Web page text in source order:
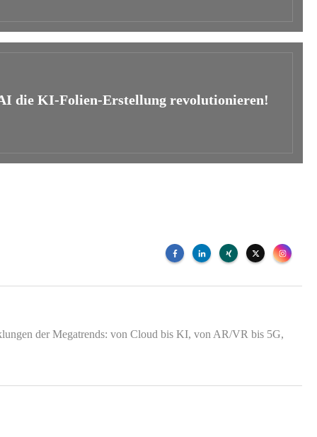
die KI-Folien-Erstellung revolutionieren!
der Megatrends: von Cloud bis KI, von AR/VR bis 5G,